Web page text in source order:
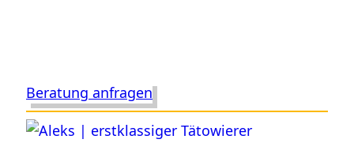
Beratung anfragen